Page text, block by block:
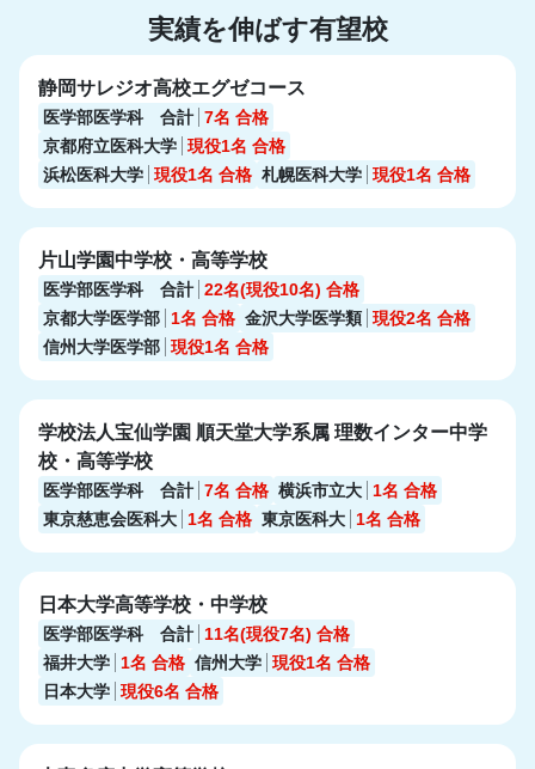
実績を伸ばす有望校
静岡サレジオ高校エグゼコース
医学部医学科 合計 7名 合格
京都府立医科大学 現役1名 合格
浜松医科大学 現役1名 合格 札幌医科大学 現役1名 合格
片山学園中学校・高等学校
医学部医学科 合計 22名(現役10名) 合格
京都大学医学部 1名 合格 金沢大学医学類 現役2名 合格
信州大学医学部 現役1名 合格
学校法人宝仙学園 順天堂大学系属 理数インター中学
校・高等学校
医学部医学科 合計 7名 合格 横浜市立大 1名 合格
東京慈恵会医科大 1名 合格 東京医科大 1名 合格
日本大学高等学校・中学校
医学部医学科 合計 11名(現役7名) 合格
福井大学 1名 合格 信州大学 現役1名 合格
日本大学 現役6名 合格